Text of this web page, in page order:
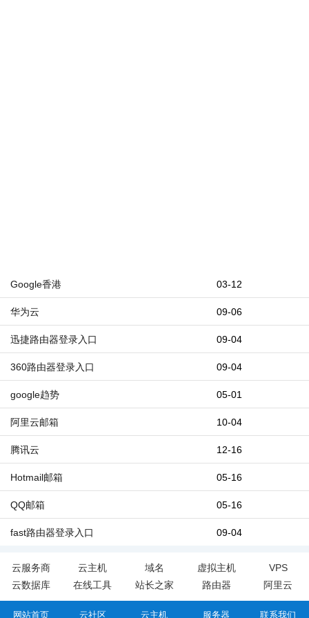
03-12
Google香港
09-06
华为云
09-04
迅捷路由器登录入口
09-04
360路由器登录入口
05-01
google趋势
10-04
阿里云邮箱
12-16
腾讯云
05-16
Hotmail邮箱
05-16
QQ邮箱
09-04
fast路由器登录入口
云服务商 云主机 域名 虚拟主机
VPS
云数据库
在线工具 站长之家 路由器 阿里云
网站首页 云社区 云主机 服务器 联系我们